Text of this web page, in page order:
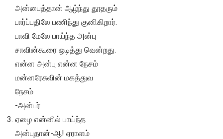
அன்பைத்தான் ஆழ்ந்து தூதரும்
பார்ப்பதிலே பணிந்து குனிகிறார்.
பாவி மேலே பாய்ந்த அன்பு
சாவின்கூரை ஒடித்து வென்றது.
என்ன அன்பு என்ன நேசம்
மன்னரேசுவின் மகத்துவ
நேசம்
-அன்பர்
ஏழை என்னில் பாய்ந்த
அன்புதான்-ஆ! ஏராளம்